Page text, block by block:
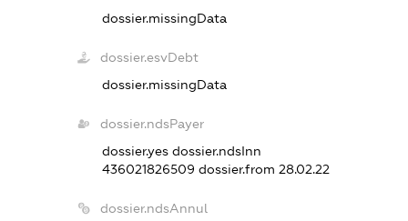
dossier.missingData
dossier.esvDebt
dossier.missingData
dossier.ndsPayer
dossier.yes dossier.ndsInn
436021826509 dossier.from 28.02.22
dossier.ndsAnnul